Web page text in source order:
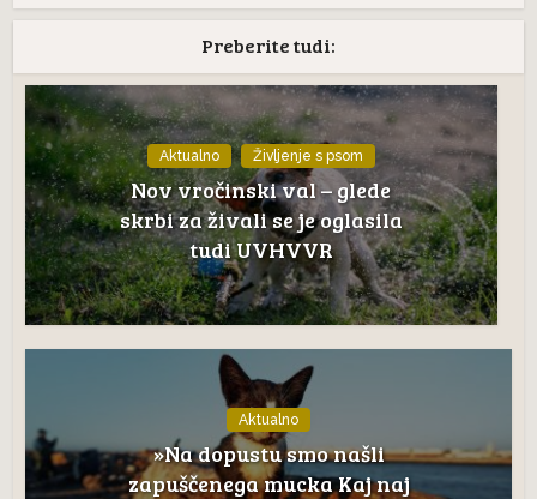
Preberite tudi:
Aktualno Življenje s psom
Nov vročinski val – glede
skrbi za živali se je oglasila
tudi UVHVVR
Aktualno
»Na dopustu smo našli
zapuščenega mucka Kaj naj